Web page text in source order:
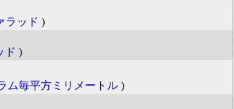
ラッド )
ド )
ム毎平方ミリメートル )